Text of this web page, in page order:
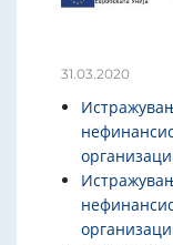
31.03.2020